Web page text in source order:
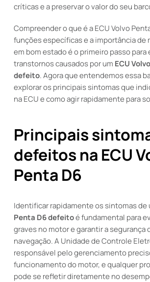
críticas e a preservar o valor do seu
Compreender o que é a ECU Volvo
funções específicas e a importância de
em bom estado é o primeiro passo para
transtornos causados por um ECU
defeito. Agora que entendemos essa
explorar os principais sintomas que
na ECU e como agir rapidamente para
Principais
defeitos na ECU
Penta D6
Identificar rapidamente os sintomas de
Penta D6 defeitoé fundamental para
graves no motor e garantir a segurança
navegação. A Unidade de Controle
responsável pelo gerenciamento
funcionamento do motor, e qualquer
pode se refletir diretamente no